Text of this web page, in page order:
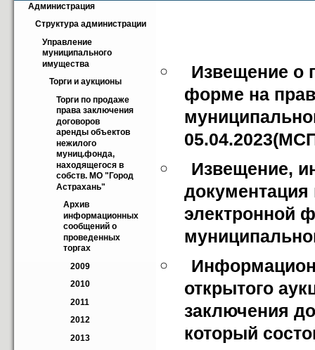
Администрация
Структура администрации
Управление
муниципального
имущества
Торги и аукционы
Торги по продаже
права заключения
договоров
аренды объектов
нежилого
муниц.фонда,
находящегося в
собств. МО "Город
Астрахань"
Архив
информационных
сообщений о
проведенных
торгах
2009
2010
2011
2012
2013
Извещение о
форме на
Извещение,
документация
электронной
открытого
заключения
который